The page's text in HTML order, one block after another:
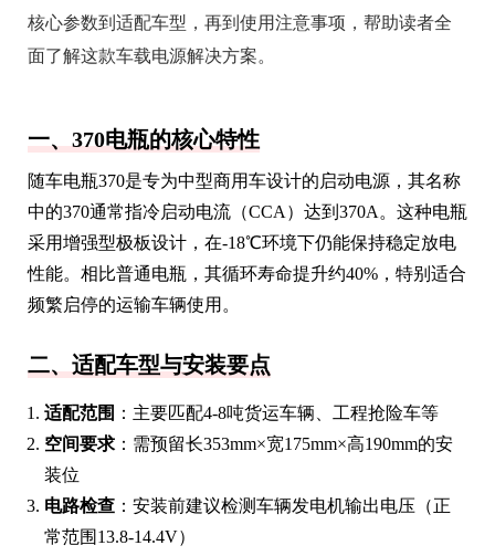
核心参数到适配车型，再到使用注意事项，帮助读者全
面了解这款车载电源解决方案。
一、370电瓶的核心特性
随车电瓶370是专为中型商用车设计的启动电源，其名称
中的370通常指冷启动电流（CCA）达到370A。这种电瓶
采用增强型极板设计，在-18℃环境下仍能保持稳定放电
性能。相比普通电瓶，其循环寿命提升约40%，特别适合
频繁启停的运输车辆使用。
二、适配车型与安装要点
适配范围 ：主要匹配4-8吨货运车辆、工程抢险车等
空间要求 ：需预留长353mm×宽175mm×高190mm的安
装位
电路检查 ：安装前建议检测车辆发电机输出电压（正
常范围13.8-14.4V）